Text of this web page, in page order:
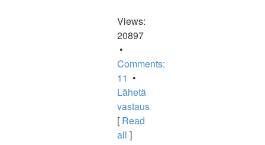
Views:
20897
•
Comments:
11 •
Lähetä
vastaus
[ Read
all ]